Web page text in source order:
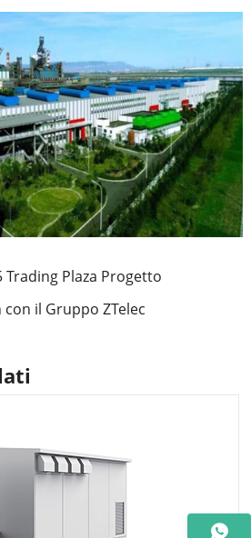
Trading Plaza Progetto
il Gruppo ZTelec